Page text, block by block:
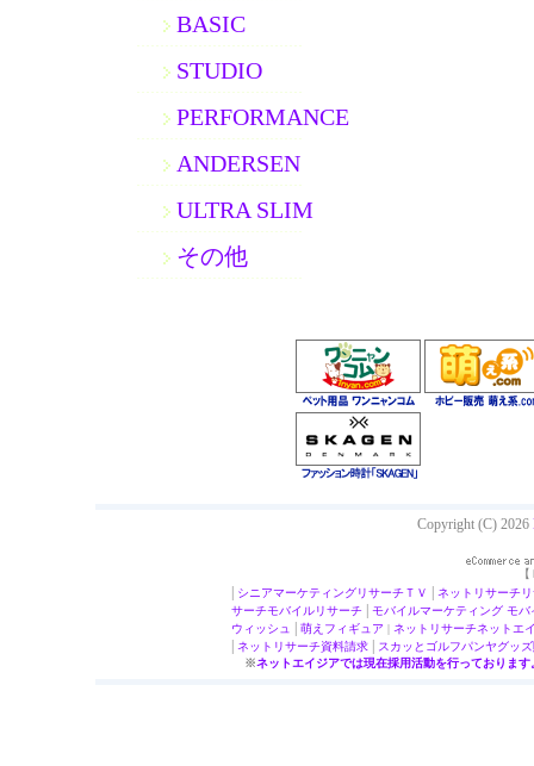
BASIC
STUDIO
PERFORMANCE
ANDERSEN
ULTRA SLIM
その他
Copyright (C) 2026
シニアマーケティングリサーチＴＶ ネットリサーチ
サーチモバイルリサーチ モバイルマーケティング モバ
ウィッシュ
萌え フィギュア | ネットリサーチネットエ
ネットリサーチ資料請求 スカッとゴルフパンヤグッ
※ネットエイジアでは現在採用活動を行っておりま